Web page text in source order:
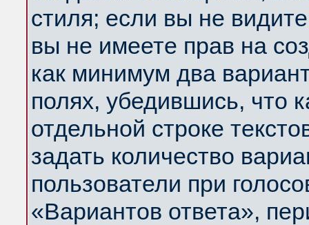
стиля; если вы не
вы не имеете прав на
как минимум два
полях, убедившись, что
отдельной строке
задать количество
пользователи при
«Вариантов ответа»,